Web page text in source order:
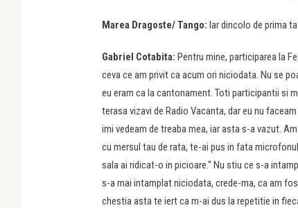
Marea Dragoste/Tango: Iar dincolo de prima
Gabriel Cotabita: Pentru mine, participarea la
ceva ce am privit ca acum ori niciodata. Nu se
eu eram ca la cantonament. Toti participantii si
terasa vizavi de Radio Vacanta, dar eu nu
imi vedeam de treaba mea, iar asta s-a vazut.
cu mersul tau de rata, te-ai pus in fata
sala ai ridicat-o in picioare.“ Nu stiu ce s-a
s-a mai intamplat niciodata, crede-ma, ca am
chestia asta te iert ca m-ai dus la repetitie in